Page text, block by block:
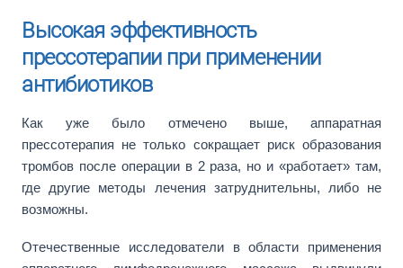
Высокая эффективность
прессотерапии при применении
антибиотиков
Как уже было отмечено выше, аппаратная
прессотерапия не только сокращает риск образования
тромбов после операции в 2 раза, но и «работает» там,
где другие методы лечения затруднительны, либо не
возможны.
Отечественные исследователи в области применения